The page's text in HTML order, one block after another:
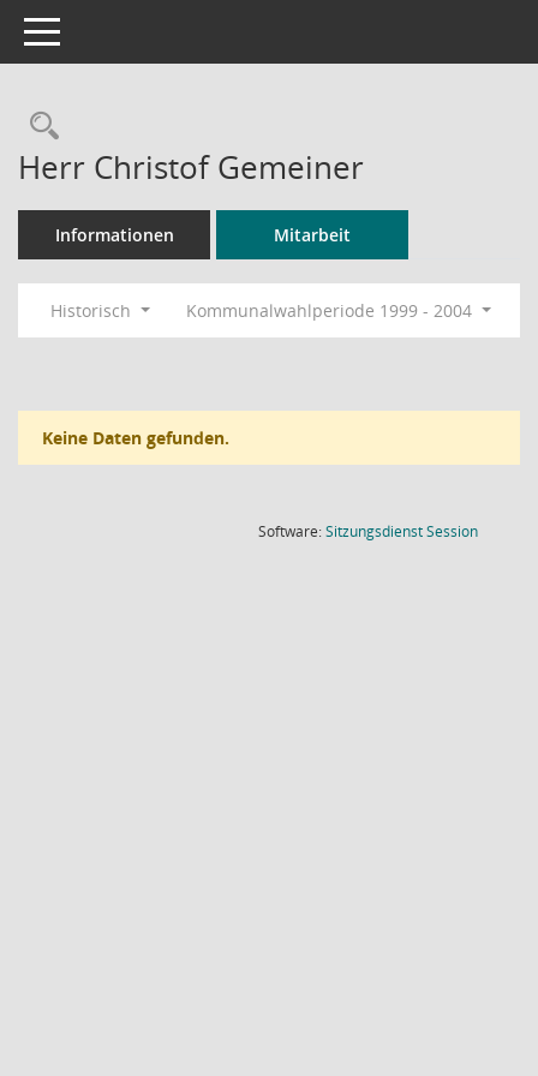
Toggle navigation
Rechercheauswahl
Herr Christof Gemeiner
Informationen Mitarbeit
Historisch Kommunalwahlperiode 1999 - 2004
Keine Daten gefunden.
Software:SitzungsdienstSession(Wird in